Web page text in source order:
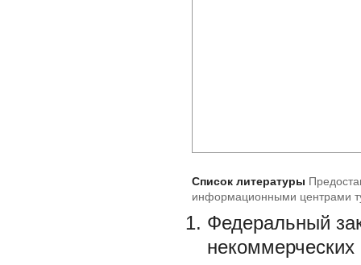
Список литературы
информационными центрами
Федеральный
некоммерческих